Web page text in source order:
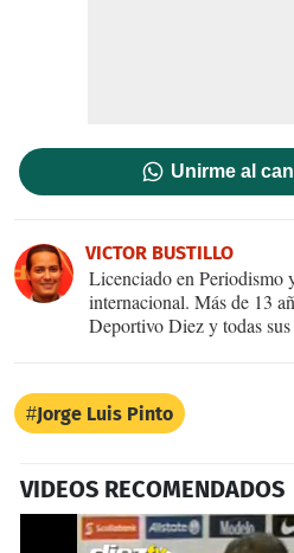
Unirme al
VICTOR BUSTILLO
Licenciado en Periodismo
internacional. Más de 13
Deportivo Diez y todas
Jorge Luis Pinto
VIDEOS RECOMENDADOS